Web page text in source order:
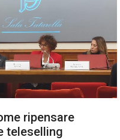
ripensare
teleselling